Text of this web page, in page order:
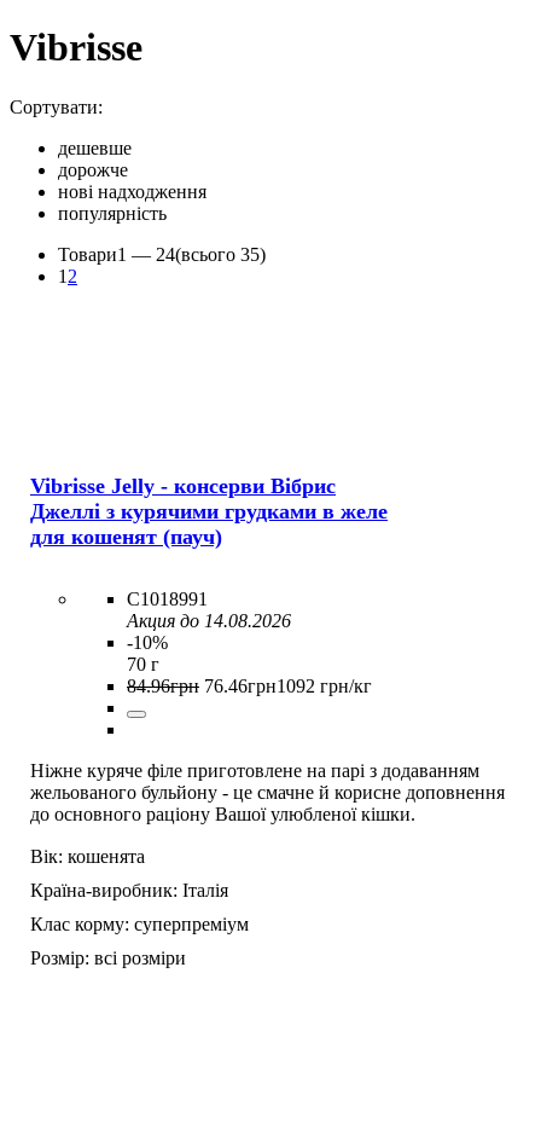
Vibrisse
Сортувати:
дешевше
дорожче
нові надходження
популярність
Товари1 — 24(всього 35)
1 2
Vibrisse Jelly - консерви Вібрис
Джеллі з курячими грудками в желе
для кошенят (пауч)
C1018991
Акция до 14.08.2026
-10%
70 г
84.96грн 76.46грн1092 грн/кг
Ніжне куряче філе приготовлене на парі з додаванням
жельованого бульйону - це смачне й корисне доповнення
до основного раціону Вашої улюбленої кішки.
Вік: кошенята
Країна-виробник: Італія
Клас корму: суперпреміум
Розмір: всі розміри